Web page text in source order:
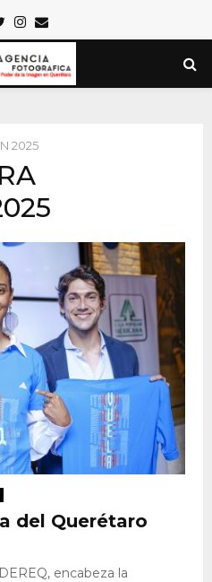
TwitterInstagram
Email
2025
del Querétaro
encabeza la